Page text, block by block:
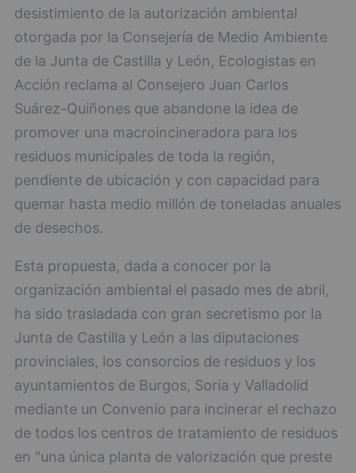
desistimiento de la autorización ambiental
otorgada por la Consejería de Medio Ambiente
de la Junta de Castilla y León, Ecologistas en
Acción reclama al Consejero Juan Carlos
Suárez-Quiñones que abandone la idea de
promover una macroincineradora para los
residuos municipales de toda la región,
pendiente de ubicación y con capacidad para
quemar hasta medio millón de toneladas anuales
de desechos.
Esta propuesta, dada a conocer por la
organización ambiental el pasado mes de abril,
ha sido trasladada con gran secretismo por la
Junta de Castilla y León a las diputaciones
provinciales, los consorcios de residuos y los
ayuntamientos de Burgos, Soria y Valladolid
mediante un Convenio para incinerar el rechazo
de todos los centros de tratamiento de residuos
en "una única planta de valorización que preste